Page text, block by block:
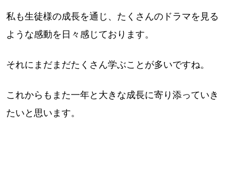
私も生徒様の成長を通じ、たくさんのドラマを見る
ような感動を日々感じております。
それにまだまだたくさん学ぶことが多いですね。
これからもまた一年と大きな成長に寄り添っていき
たいと思います。